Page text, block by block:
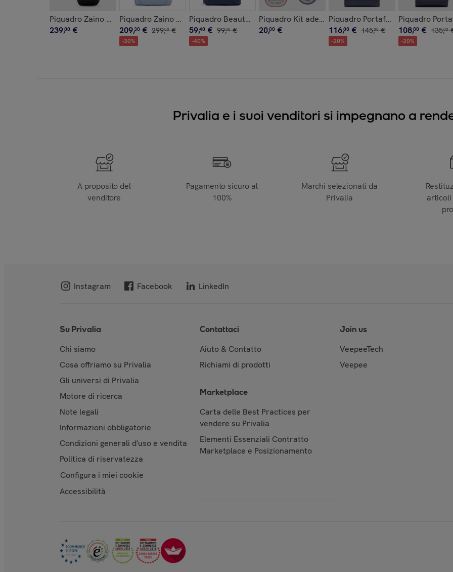
Piquadro Zaino da biking
239,00 €
Piquadro Zaino donna porta iPad®
209,30 € 299,00 €
-30%
Piquadro Beauty case in materiale bio-based
59,40 € 99,00 €
-40%
Piquadro Kit adesivi per trolley
20,00 €
Piquadro Portafogli da donna
116,00 € 145,00 €
-20%
Piquadro
108,00 € 135,00
-20%
Privalia e i suoi venditori si impegnano a
A proposito del
venditore
Pagamento sicuro al
100%
Marchi selezionati da
Privalia
articoli
Instagram Facebook LinkedIn
Su Privalia
Chi siamo
Cosa offriamo su Privalia
Gli universi di Privalia
Motore di ricerca
Note legali
Informazioni obbligatorie
Condizioni generali d'uso e vendita
Politica di riservatezza
Configura i miei cookie
Accessibilità
Contattaci
Aiuto & Contatto
Richiami di prodotti
Marketplace
Carta delle Best Practices per
vendere su Privalia
Elementi Essenziali Contratto
Marketplace e Posizionamento
Join us
VeepeeTech
Veepee